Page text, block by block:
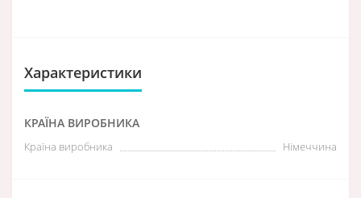
Характеристики
КРАЇНА ВИРОБНИКА
Країна виробника Німеччина